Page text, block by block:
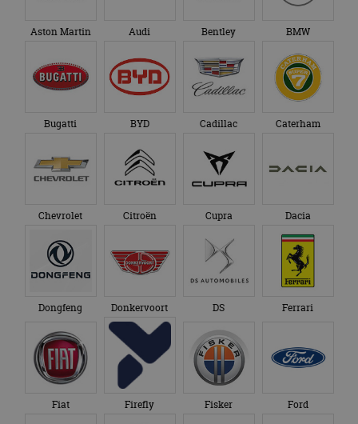
Aston Martin Audi Bentley BMW
Bugatti BYD Cadillac Caterham
Chevrolet Citroën Cupra Dacia
Dongfeng Donkervoort DS Ferrari
Fiat Firefly Fisker Ford